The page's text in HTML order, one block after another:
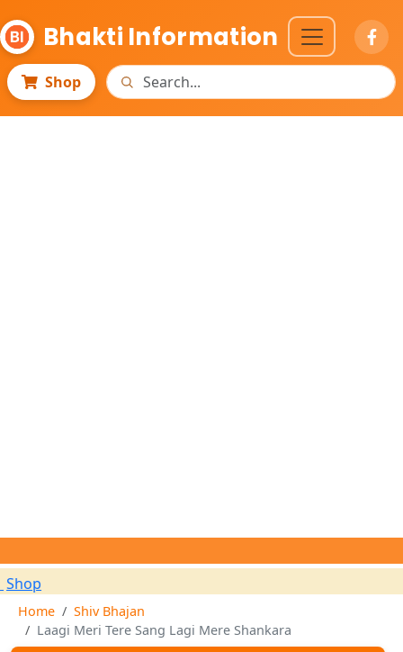
Bhakti Information
Shop
Home
Shiv Bhajan
Laagi Meri Tere Sang Lagi Mere Shankara